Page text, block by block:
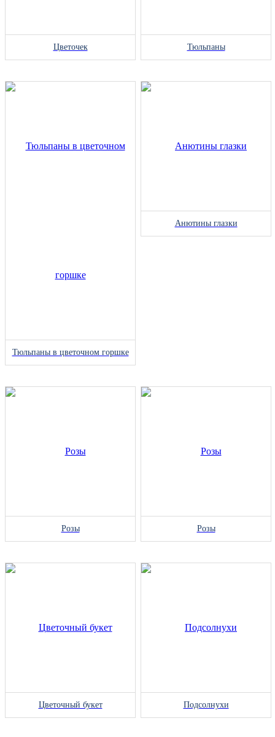
Цветочек Тюльпаны
Тюльпаны в цветочном горшке
Анютины глазки
Розы Розы
Цветочный букет Подсолнухи